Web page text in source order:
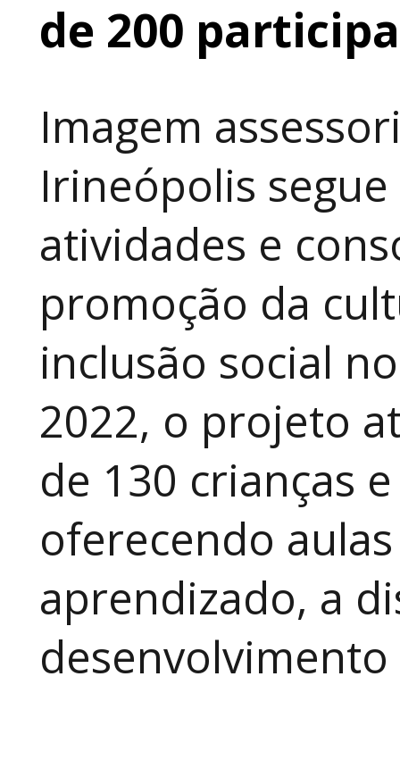
de 200
Imagem
Irineópolis
atividades e
promoção da
inclusão social
2022, o projeto
de 130 crianças
oferecendo
aprendizado, a